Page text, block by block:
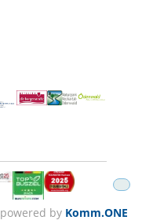
powered by Komm.ONE